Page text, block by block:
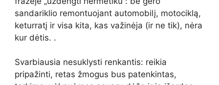
sandariklio remontuojant automobilį, motociklą,
keturratį ir visa kita, kas važinėja (ir ne tik), nėra
kur dėtis. .
Svarbiausia nesuklysti renkantis: reikia
pripažinti, retas žmogus bus patenkintas,